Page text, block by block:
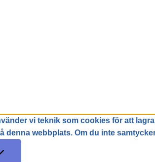
vi teknik som cookies för att
denna webbplats. Om du inte